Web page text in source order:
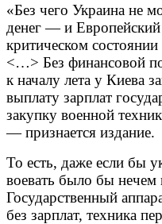
«Без чего Украина не
денег — и
критическом
<…> Без финансовой
к началу лета у Киева
выплату зарплат
закупку военной
— признается издание.
То есть, даже если бы
воевать было бы нечем
Государственный
без зарплат, техника